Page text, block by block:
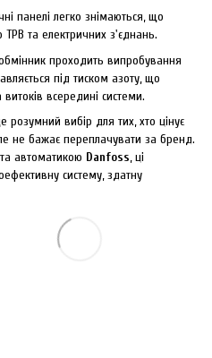
панелі легко знімаються, що
ТРВ та електричних з'єднань.
проходить випробування
під тиском азоту, що
витоків всередині системи.
розумний вибір для тих, хто цінує
не бажає переплачувати за бренд.
та автоматикою Danfoss, ці
систему, здатну